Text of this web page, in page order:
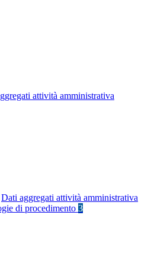
attività amministrativa
Dati aggregati attività amministrativa
di procedimento 3